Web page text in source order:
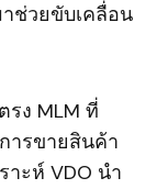
ช่วยขับเคลื่อน
รง MLM ที่
ารขายสินค้า
าะห์ VDO นำ